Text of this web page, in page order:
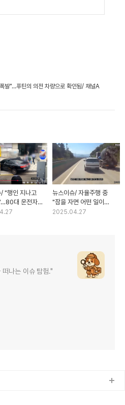
발"…푸틴의 의전 차량으로 확인됨/ 채널A
"행인 지나고
대 운전자
채널A
뉴스이슈/ 자율주행 중
"잠을 자면 어떤 일이
생기는지 실험"/ 교통사고
2025.04.27
나는 이슈 탐험."